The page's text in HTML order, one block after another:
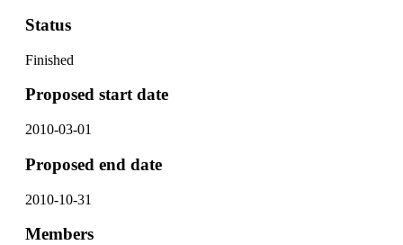
Status
Finished
Proposed start date
2010-03-01
Proposed end date
2010-10-31
Members